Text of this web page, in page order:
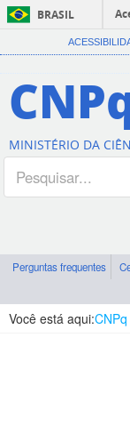
BRASIL
MINISTÉRIO DA
Perguntas frequentes
Você está aqui:CNPq